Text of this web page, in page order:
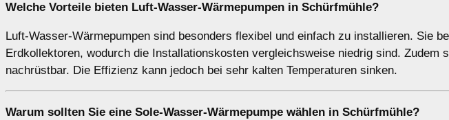
Welche Vorteile bieten Luft-Wasser-Wärmepumpen in Schürfmühle?
Luft-Wasser-Wärmepumpen sind besonders flexibel und einfach zu installieren. Sie
Erdkollektoren, wodurch die Installationskosten vergleichsweise niedrig sind. Zudem
nachrüstbar. Die Effizienz kann jedoch bei sehr kalten Temperaturen sinken.
Warum sollten Sie eine Sole-Wasser-Wärmepumpe wählen in Schürfmühle?